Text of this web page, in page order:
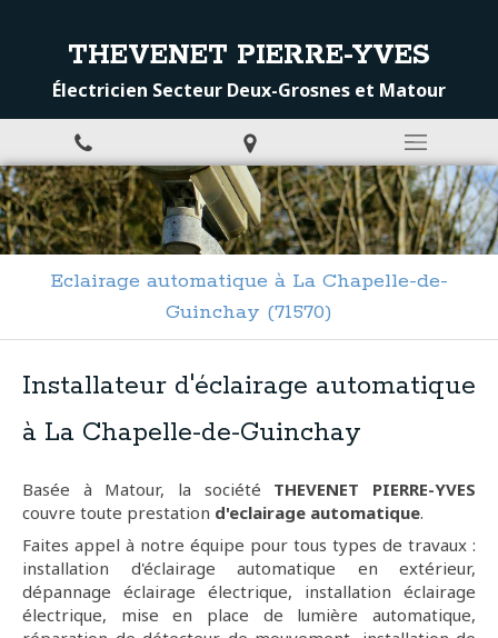
THEVENET PIERRE-YVES
Électricien Secteur Deux-Grosnes et Matour
Eclairage automatique à La Chapelle-de-
Guinchay (71570)
Installateur d'éclairage automatique
à La Chapelle-de-Guinchay
Basée à Matour, la société THEVENET PIERRE-YVES
couvre toute prestation d'eclairage automatique.
Faites appel à notre équipe pour tous types de travaux :
installation d'éclairage automatique en extérieur,
dépannage éclairage électrique, installation éclairage
électrique, mise en place de lumière automatique,